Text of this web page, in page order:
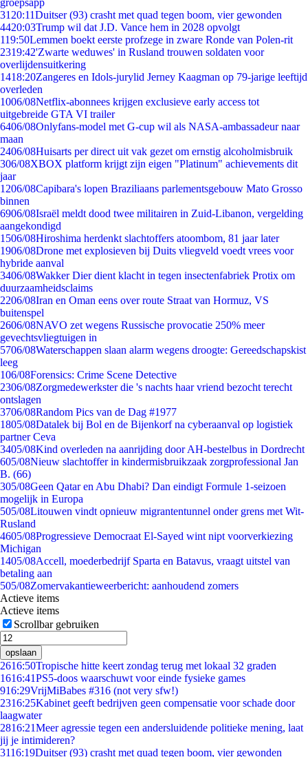
groepsapp
31 20:11Duitser (93) crasht met quad tegen boom, vier gewonden
4420:03Trump wil dat J.D. Vance hem in 2028 opvolgt
119:50Lemmen boekt eerste profzege in zware Ronde van Polen-rit
2319:42'Zwarte weduwes' in Rusland trouwen soldaten voor
overlijdensuitkering
1418:20Zangeres en Idols-jurylid Jerney Kaagman op 79-jarige leeftijd
overleden
1006/08Netflix-abonnees krijgen exclusieve early access tot
uitgebreide GTA VI trailer
6406/08Onlyfans-model met G-cup wil als NASA-ambassadeur naar
maan
2406/08Huisarts per direct uit vak gezet om ernstig alcoholmisbruik
306/08XBOX platform krijgt zijn eigen "Platinum" achievements dit
jaar
1206/08Capibara's lopen Braziliaans parlementsgebouw Mato Grosso
binnen
6906/08Israël meldt dood twee militairen in Zuid-Libanon, vergelding
aangekondigd
1506/08Hiroshima herdenkt slachtoffers atoombom, 81 jaar later
1906/08Drone met explosieven bij Duits vliegveld voedt vrees voor
hybride aanval
3406/08Wakker Dier dient klacht in tegen insectenfabriek Protix om
duurzaamheidsclaims
2206/08Iran en Oman eens over route Straat van Hormuz, VS
buitenspel
2606/08NAVO zet wegens Russische provocatie 250% meer
gevechtsvliegtuigen in
5706/08Waterschappen slaan alarm wegens droogte: Gereedschapskist
leeg
106/08Forensics: Crime Scene Detective
2306/08Zorgmedewerkster die 's nachts haar vriend bezocht terecht
ontslagen
3706/08Random Pics van de Dag #1977
1805/08Datalek bij Bol en de Bijenkorf na cyberaanval op logistiek
partner Ceva
3405/08Kind overleden na aanrijding door AH-bestelbus in Dordrecht
605/08Nieuw slachtoffer in kindermisbruikzaak zorgprofessional Jan
B. (66)
305/08Geen Qatar en Abu Dhabi? Dan eindigt Formule 1-seizoen
mogelijk in Europa
505/08Litouwen vindt opnieuw migrantentunnel onder grens met Wit-
Rusland
4605/08Progressieve Democraat El-Sayed wint nipt voorverkiezing
Michigan
1405/08Accell, moederbedrijf Sparta en Batavus, vraagt uitstel van
betaling aan
505/08Zomervakantieweerbericht: aanhoudend zomers
Actieve items
Actieve items
Scrollbar gebruiken
opslaan
2616:50Tropische hitte keert zondag terug met lokaal 32 graden
1616:41PS5-doos waarschuwt voor einde fysieke games
916:29VrijMiBabes #316 (not very sfw!)
2316:25Kabinet geeft bedrijven geen compensatie voor schade door
laagwater
2816:21Meer agressie tegen een andersluidende politieke mening, laat
jij je intimideren?
3116:19Duitser (93) crasht met quad tegen boom, vier gewonden